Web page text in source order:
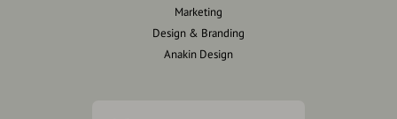
Marketing
Design & Branding
Anakin Design